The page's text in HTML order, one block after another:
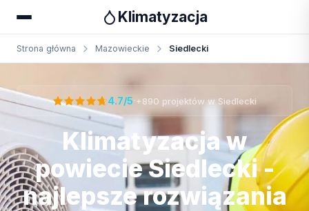
Klimatyzacja
Strona główna Mazowieckie Siedlecki
Otrzymaj bezpłatną wycenę
4.7/5 +890 projektów w Siedlecki
Klimatyzacja w
powiecie Siedlecki -
najlepsze rozwiązania